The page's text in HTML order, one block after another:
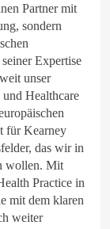
Partner mit
sondern
Expertise
unser
Healthcare
für Kearney
das wir in
wollen. Mit
Practice in
mit dem klaren
weiter